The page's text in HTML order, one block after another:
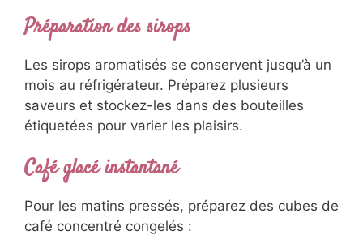
Préparation des sirops
Les sirops aromatisés se conservent jusqu’à un
mois au réfrigérateur. Préparez plusieurs
saveurs et stockez-les dans des bouteilles
étiquetées pour varier les plaisirs.
Café glacé instantané
Pour les matins pressés, préparez des cubes de
café concentré congelés :